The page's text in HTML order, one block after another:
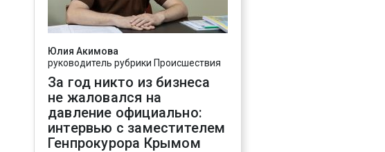
Юлия Акимова
руководитель рубрики Происшествия
За год никто из бизнеса
не жаловался на
давление официально:
интервью с заместителем
Генпрокурора Крымом